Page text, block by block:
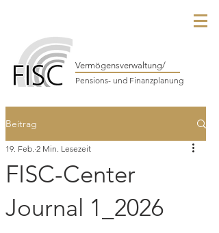
Vermögensverwaltung/
Pensions- und Finanzplanung
Beitrag
FISC-Center
Journal 1_2026
19. Feb. 2 Min. Lesezeit